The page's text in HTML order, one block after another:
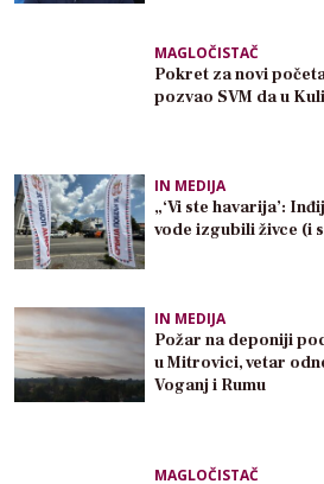
MAGLOČISTAČ
Pokret za novi
pozvao SVM da u
IN MEDIJA
„‘Vi ste havarija’:
vode izgubili živce (i
IN MEDIJA
Požar na deponiji
u Mitrovici, vetar
Voganj i Rumu
MAGLOČISTAČ